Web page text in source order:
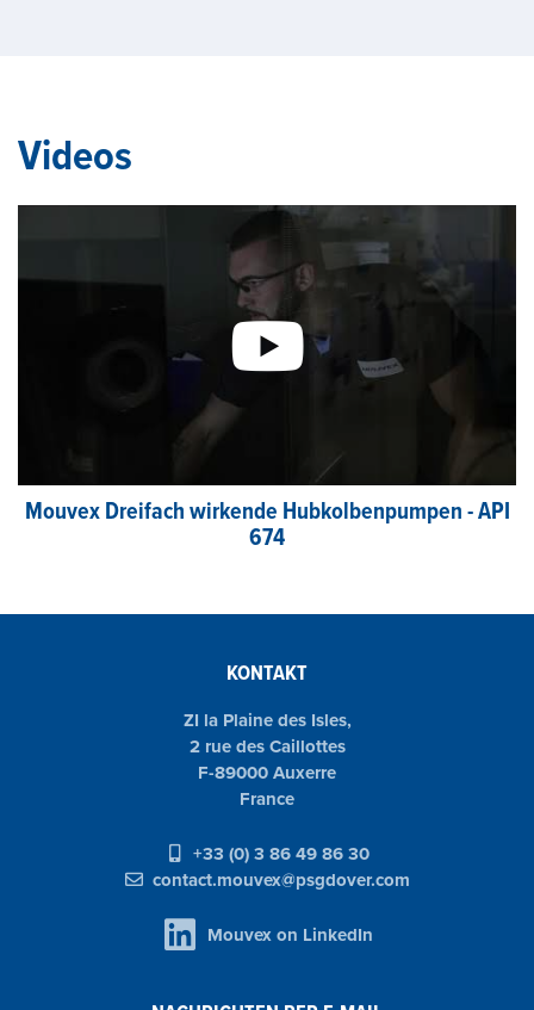
Videos
Mouvex Dreifach wirkende Hubkolbenpumpen - API
674
KONTAKT
ZI la Plaine des Isles,
2 rue des Caillottes
F-89000 Auxerre
France
+33 (0) 3 86 49 86 30
contact.mouvex@psgdover.com
Mouvex on LinkedIn